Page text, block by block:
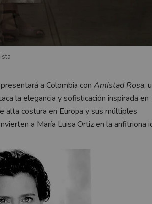
a Colombia con Amistad Rosa,
la elegancia y sofisticación inspirada en
alta costura en Europa y sus múltiples
a María Luisa Ortiz en la anfitriona